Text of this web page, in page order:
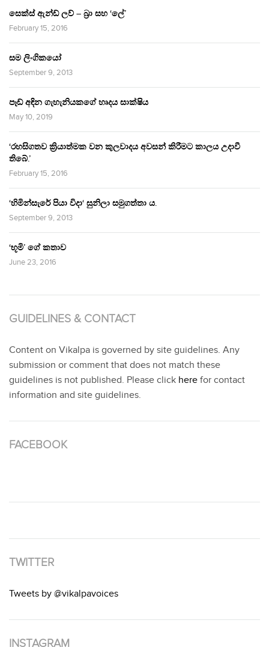
සෙක්ස් ඇන්ඩ් ලව් – බ්‍රා සහ ‘ලේ’
February 15, 2016
සම ලිංගිකයෝ
September 9, 2013
පෑඩ් අඳින ගැහැනියකගේ හෘදය සාක්ෂිය
May 10, 2019
‘රහසිගතව ක්‍රියාත්මක වන කුලවාදය අවසන් කිරීමට කාලය උදාවී
තිබේ.’
February 15, 2016
‘හිමින්සැරේ පියා විදා‘ සුනිලා සමුගත්තා ය.
September 9, 2013
‘භූමි’ ගේ කතාව
June 23, 2016
GUIDELINES & CONTACT
Content on Vikalpa is governed by site guidelines. Any
submission or comment that does not match these
guidelines is not published. Please click here for contact
information and site guidelines.
FACEBOOK
TWITTER
Tweets by @vikalpavoices
INSTAGRAM